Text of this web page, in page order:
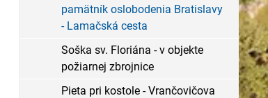
pamätník oslobodenia Bratislavy
- Lamačská cesta
Soška sv. Floriána - v objekte
požiarnej zbrojnice
Pieta pri kostole - Vrančovičova